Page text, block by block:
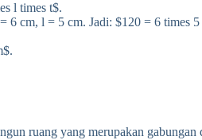
l times t$.
6 cm, l = 5 cm. Jadi: $120 = 6 times 5
ruang yang merupakan gabungan